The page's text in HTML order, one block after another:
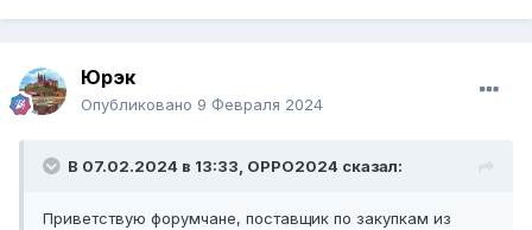
Юрэк
Опубликовано 9 Февраля 2024
В 07.02.2024 в 13:33, OPPO2024 сказал:
Приветствую форумчане, поставщик по закупкам из